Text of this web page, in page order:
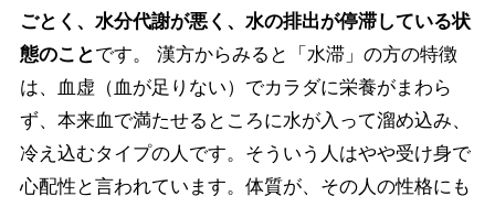
ごとく、水分代謝が悪く、水の排出が停滞している状
態のことです。 漢方からみると「水滞」の方の特徴
は、血虚（血が足りない）でカラダに栄養がまわら
ず、本来血で満たせるところに水が入って溜め込み、
冷え込むタイプの人です。そういう人はやや受け身で
心配性と言われています。体質が、その人の性格にも